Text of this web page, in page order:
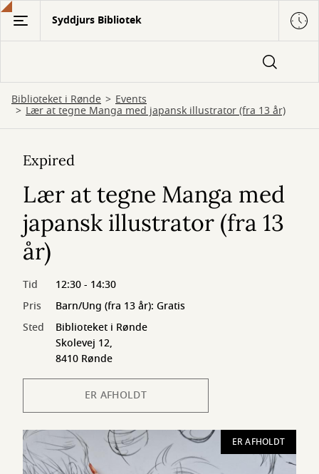
Gå
hovedindhold
Syddjurs Bibliotek
Biblioteket i Rønde Events
Lær at tegne Manga med japansk illustrator (fra 13 år)
ER AFHOLDT
Expired
Lær at tegne Manga med
japansk illustrator (fra 13
år)
Tid
12:30 - 14:30
Pris
Barn/Ung (fra 13 år): Gratis
Sted
Biblioteket i Rønde
Skolevej 12,
8410 Rønde
ER AFHOLDT